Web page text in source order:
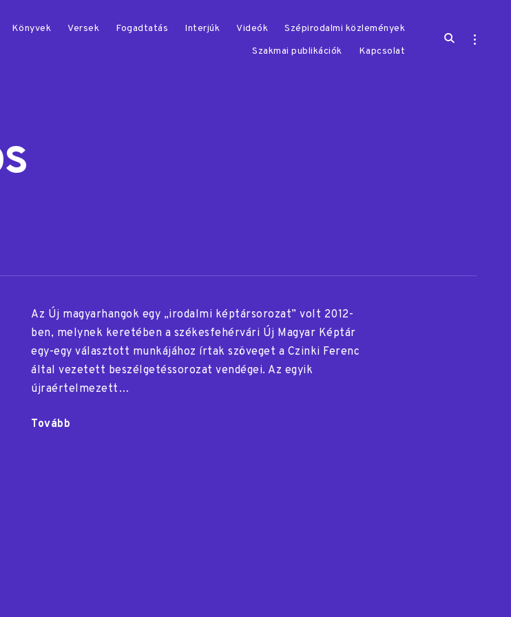
Könyvek Versek Fogadtatás Interjúk Videók
Szépirodalmi közlemények
Szakmai publikációk
Kapcsolat
open
open
Az Új magyarhangok egy „irodalmi képtársorozat” volt 2012-
ben, melynek keretében a székesfehérvári Új Magyar Képtár
egy-egy választott munkájához írtak szöveget a Czinki Ferenc
által vezetett beszélgetéssorozat vendégei. Az egyik
újraértelmezett…
Tovább